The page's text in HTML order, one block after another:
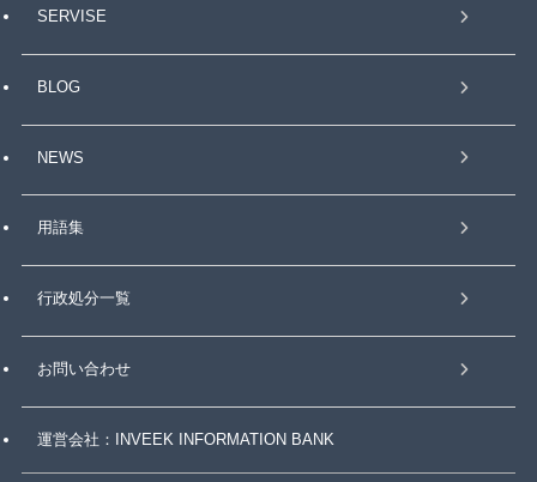
SERVISE
BLOG
NEWS
用語集
行政処分一覧
お問い合わせ
運営会社：INVEEK INFORMATION BANK